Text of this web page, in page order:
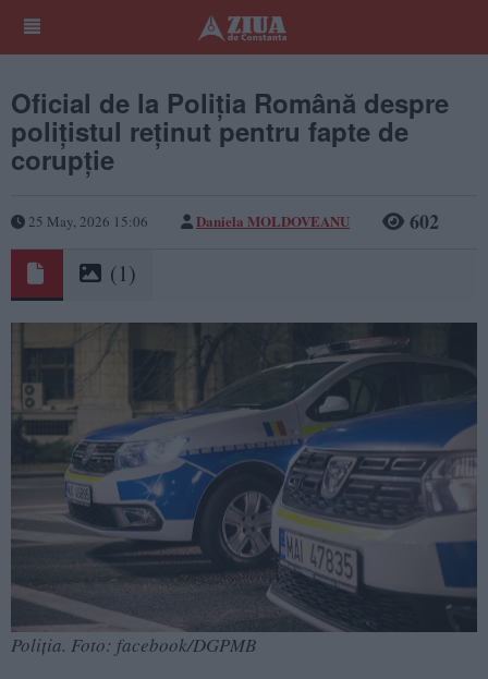
Oficial de la Poliția Română despre
polițistul reținut pentru fapte de
corupție
25 May, 2026 15:06 Daniela MOLDOVEANU 602
(1)
Poliția. Foto: facebook/DGPMB